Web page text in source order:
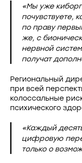
«Мы уже
почувствуете,
по праву
же, с
нервной
получат
Региональный
при всей
колоссальные
психического
«Каждый
цифровую
только о